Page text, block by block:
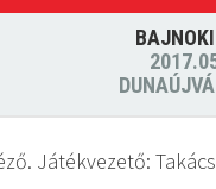
Játékvezető: